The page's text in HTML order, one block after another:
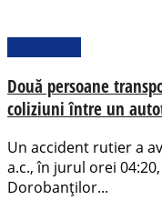
Două persoane
coliziuni între un
Un accident rutier a
a.c., în jurul orei
Dorobanților...